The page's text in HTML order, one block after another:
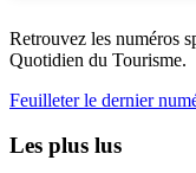
Retrouvez les numéros
Quotidien du Tourisme.
Feuilleter le dernier
Les plus lus